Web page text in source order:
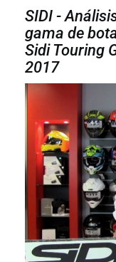
SIDI -
gama de
Sidi Touring
2017